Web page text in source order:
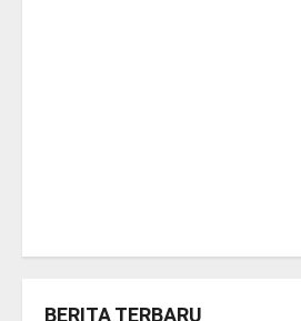
BERITA TERBARU